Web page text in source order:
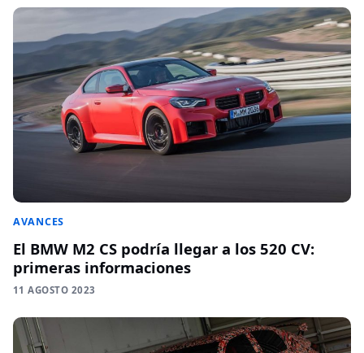
AVANCES
El BMW M2 CS podría llegar a los 520 CV:
primeras informaciones
11 AGOSTO 2023